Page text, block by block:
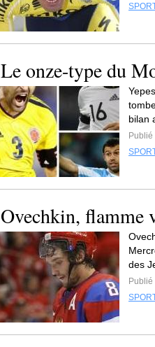
Le onze-type du
bilan
Ovechkin, flamme
des